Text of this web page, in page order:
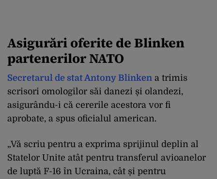
Asigurări oferite de Blinken
partenerilor NATO
Secretarul de stat Antony Blinken a trimis
scrisori omologilor săi danezi și olandezi,
asigurându-i că cererile acestora vor fi
aprobate, a spus oficialul american.
„Vă scriu pentru a exprima sprijinul deplin al
Statelor Unite atât pentru transferul avioanelor
de luptă F-16 în Ucraina, cât și pentru